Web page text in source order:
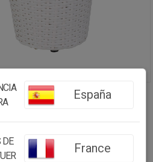
España
DE
France